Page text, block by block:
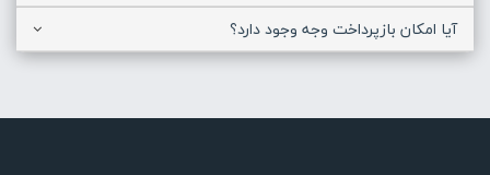
آیا امکان بازپرداخت وجه وجود دارد؟